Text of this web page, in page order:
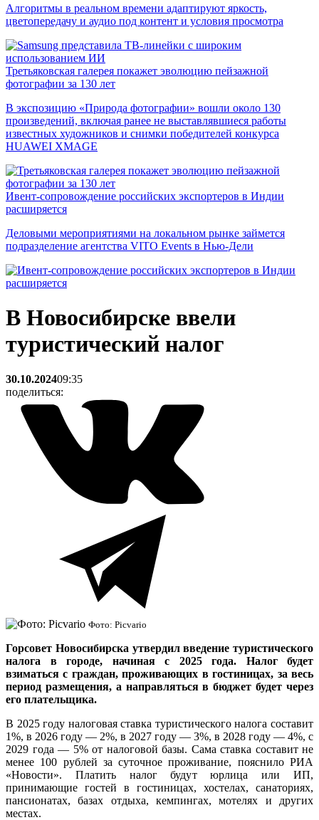
Алгоритмы в реальном времени адаптируют яркость,
цветопередачу и аудио под контент и условия просмотра
Третьяковская галерея покажет эволюцию пейзажной
фотографии за 130 лет
В экспозицию «Природа фотографии» вошли около 130
произведений, включая ранее не выставлявшиеся работы
известных художников и снимки победителей конкурса
HUAWEI XMAGE
Ивент-сопровождение российских экспортеров в Индии
расширяется
Деловыми мероприятиями на локальном рынке займется
подразделение агентства VITO Events в Нью-Дели
В Новосибирске ввели
туристический налог
30.10.202409:35
поделиться:
Фото: Picvario
Горсовет Новосибирска утвердил введение туристического
налога в городе, начиная с 2025 года. Налог будет
взиматься с граждан, проживающих в гостиницах, за весь
период размещения, а направляться в бюджет будет через
его плательщика.
В 2025 году налоговая ставка туристического налога составит
1%, в 2026 году — 2%, в 2027 году — 3%, в 2028 году — 4%, с
2029 года — 5% от налоговой базы. Сама ставка составит не
менее 100 рублей за суточное проживание, пояснило РИА
«Новости». Платить налог будут юрлица или ИП,
принимающие гостей в гостиницах, хостелах, санаториях,
пансионатах, базах отдыха, кемпингах, мотелях и других
местах.